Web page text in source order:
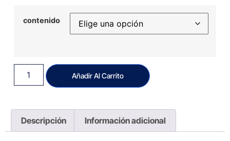
contenido
Añadir Al Carrito
Descripción Información adicional